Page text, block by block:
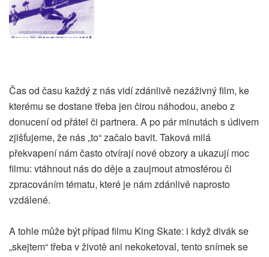
Čas od času každý z nás vidí zdánlivě nezáživný film, ke
kterému se dostane třeba jen čirou náhodou, anebo z
donucení od přátel či partnera. A po pár minutách s údivem
zjišťujeme, že nás „to“ začalo bavit. Taková milá
překvapení nám často otvírají nové obzory a ukazují moc
filmu: vtáhnout nás do děje a zaujmout atmosférou či
zpracováním tématu, které je nám zdánlivě naprosto
vzdálené.
A tohle může být případ filmu King Skate: i když divák se
„skejtem“ třeba v životě ani nekoketoval, tento snímek se